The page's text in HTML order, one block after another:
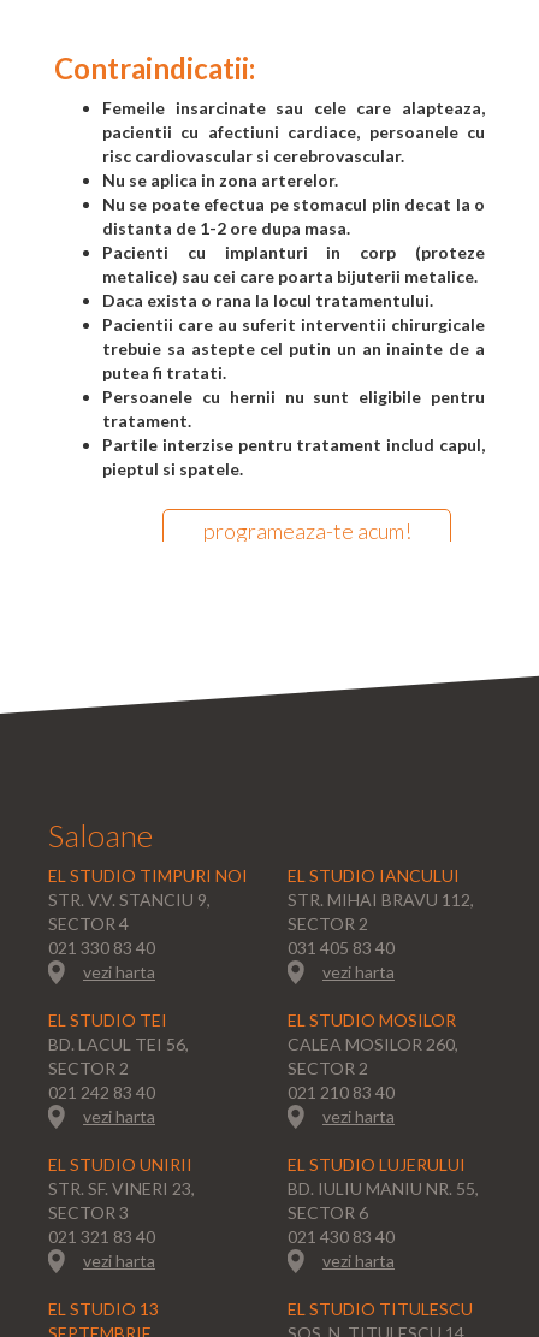
Contraindicatii:
Femeile insarcinate sau cele care alapteaza,
pacientii cu afectiuni cardiace, persoanele cu
risc cardiovascular si cerebrovascular.
Nu se aplica in zona arterelor.
Nu se poate efectua pe stomacul plin decat la o
distanta de 1-2 ore dupa masa.
Pacienti cu implanturi in corp (proteze
metalice) sau cei care poarta bijuterii metalice.
Daca exista o rana la locul tratamentului.
Pacientii care au suferit interventii chirurgicale
trebuie sa astepte cel putin un an inainte de a
putea fi tratati.
Persoanele cu hernii nu sunt eligibile pentru
tratament.
Partile interzise pentru tratament includ capul,
pieptul si spatele.
programeaza-te acum!
Saloane
EL STUDIO TIMPURI NOI
STR. V.V. STANCIU 9,
SECTOR 4
021 330 83 40
vezi harta
EL STUDIO IANCULUI
STR. MIHAI BRAVU 112,
SECTOR 2
031 405 83 40
vezi harta
EL STUDIO TEI
BD. LACUL TEI 56,
SECTOR 2
021 242 83 40
vezi harta
EL STUDIO MOSILOR
CALEA MOSILOR 260,
SECTOR 2
021 210 83 40
vezi harta
EL STUDIO UNIRII
STR. SF. VINERI 23,
SECTOR 3
021 321 83 40
vezi harta
EL STUDIO LUJERULUI
BD. IULIU MANIU NR. 55,
SECTOR 6
021 430 83 40
vezi harta
EL STUDIO 13
EL STUDIO TITULESCU